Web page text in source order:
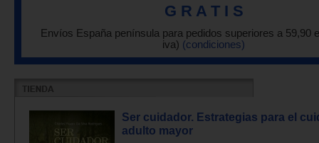
G R A T I S
Envíos España península para pedidos superiores a 59,90
iva) (condiciones)
Ser cuidador. Estrategias para el
adulto mayor